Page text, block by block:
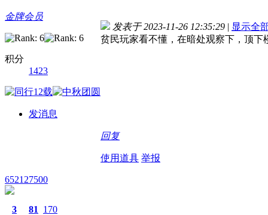
金牌会员
积分
1423
发消息
发表于 2023-11-26 12:35:29 | 显示全
贫民玩家看不懂，在暗处观察下，顶下
回复
使用道具 举报
652127500
3 81 170